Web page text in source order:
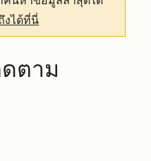
งได้ที่นี่
ตาม